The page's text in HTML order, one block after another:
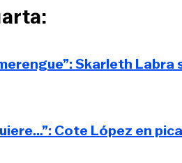
Skarleth
Cote López en